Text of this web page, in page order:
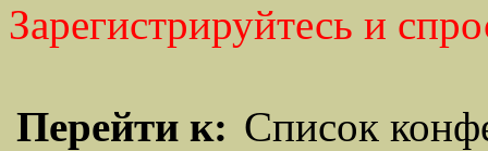
Зарегистрируйтесь и
Перейти к: Список